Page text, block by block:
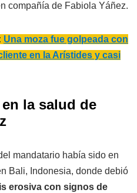
compañía de Fabiola Yáñez.
Una moza fue golpeada con
en la Arístides y casi
la salud de
mandatario había sido en
Bali, Indonesia, donde debió
erosiva con signos de